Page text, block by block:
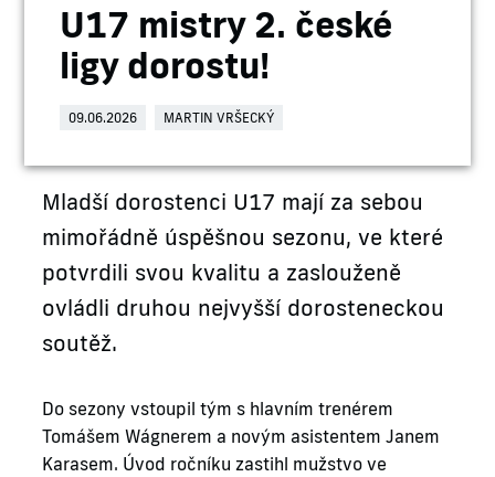
U17 mistry 2. české
ligy dorostu!
09.06.2026 MARTIN VRŠECKÝ
Mladší dorostenci U17 mají za sebou
mimořádně úspěšnou sezonu, ve které
potvrdili svou kvalitu a zaslouženě
ovládli druhou nejvyšší dorosteneckou
soutěž.
Do sezony vstoupil tým s hlavním trenérem
Tomášem Wágnerem a novým asistentem Janem
Karasem. Úvod ročníku zastihl mužstvo ve